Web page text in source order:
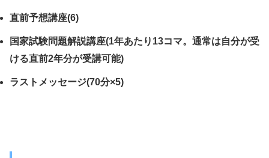
直前予想講座(6)
国家試験問題解説講座(1年あたり13コマ。通常は自分が受
ける直前2年分が受講可能)
ラストメッセージ(70分×5)